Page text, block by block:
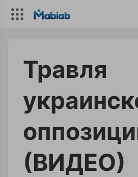
Травля
(ВИДЕО)